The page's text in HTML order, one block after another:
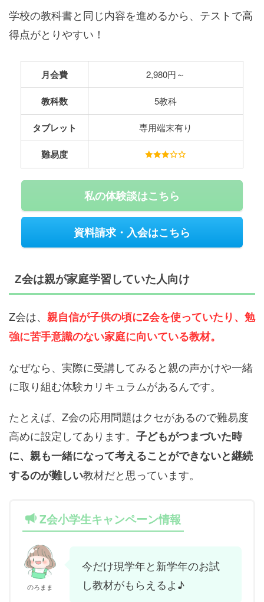
学校の教科書と同じ内容を進めるから、テストで高
得点がとりやすい！
月会費 2,980円～
教科数 5教科
タブレット 専用端末有り
難易度
私の体験談はこちら
資料請求・入会はこちら
Z会は親が家庭学習していた人向け
Z会は、 親自信が子供の頃にZ会を使っていたり、勉
強に苦手意識のない家庭に向いている教材。
なぜなら、実際に受講してみると親の声かけや一緒
に取り組む体験カリキュラムがあるんです。
たとえば、Z会の応用問題はクセがあるので難易度
高めに設定してあります。 子どもがつまづいた時
に、親も一緒になって考えることができないと継続
するのが難しい教材だと思っています。
Z会小学生キャンペーン情報
のろまま
今だけ現学年と新学年のお試
し教材がもらえるよ♪